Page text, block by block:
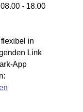
- 18.00
in
Link
App